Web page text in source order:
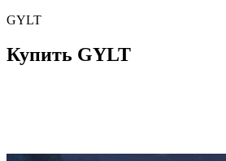
GYLT
Купить GYLT